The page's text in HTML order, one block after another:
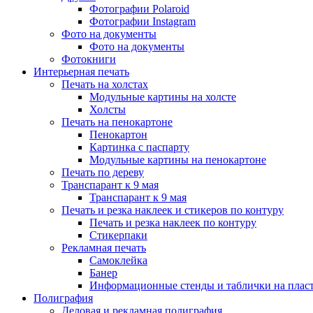
Фотографии Polaroid
Фотографии Instagram
Фото на документы
Фото на документы
Фотокниги
Интерьерная печать
Печать на холстах
Модульные картины на холсте
Холсты
Печать на пенокартоне
Пенокартон
Картинка с паспарту
Модульные картины на пенокартоне
Печать по дереву
Транспарант к 9 мая
Транспарант к 9 мая
Печать и резка наклеек и стикеров по контуру
Печать и резка наклеек по контуру
Стикерпаки
Рекламная печать
Самоклейка
Банер
Информационные стенды и таблички на
Полиграфия
Деловая и рекламная полиграфия